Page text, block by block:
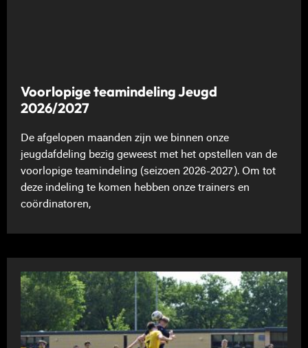
Voorlopige teamindeling Jeugd
2026/2027
De afgelopen maanden zijn we binnen onze
jeugdafdeling bezig geweest met het opstellen van de
voorlopige teamindeling (seizoen 2026-2027). Om tot
deze indeling te komen hebben onze trainers en
coördinatoren,